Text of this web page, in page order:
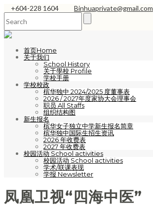
+604-228 1604 Binhuaprivate@gmail.com
首页Home
关于我们
School History
关于學校 Profile
学校手册
学校校政
槟华独中 2024/2025 度董事表
2026 / 2027年度家协大会理事会
职员 All Staffs
组织结构图
新生报名
槟华女子独立中学新生报名简章
槟华独中国际生招生资讯
2026 年收费表
2027 年收费表
校园活动 School activities
校园活动 School activities
学术/联课表现
学报 Newsletter
凤凰卫视“四海中医”